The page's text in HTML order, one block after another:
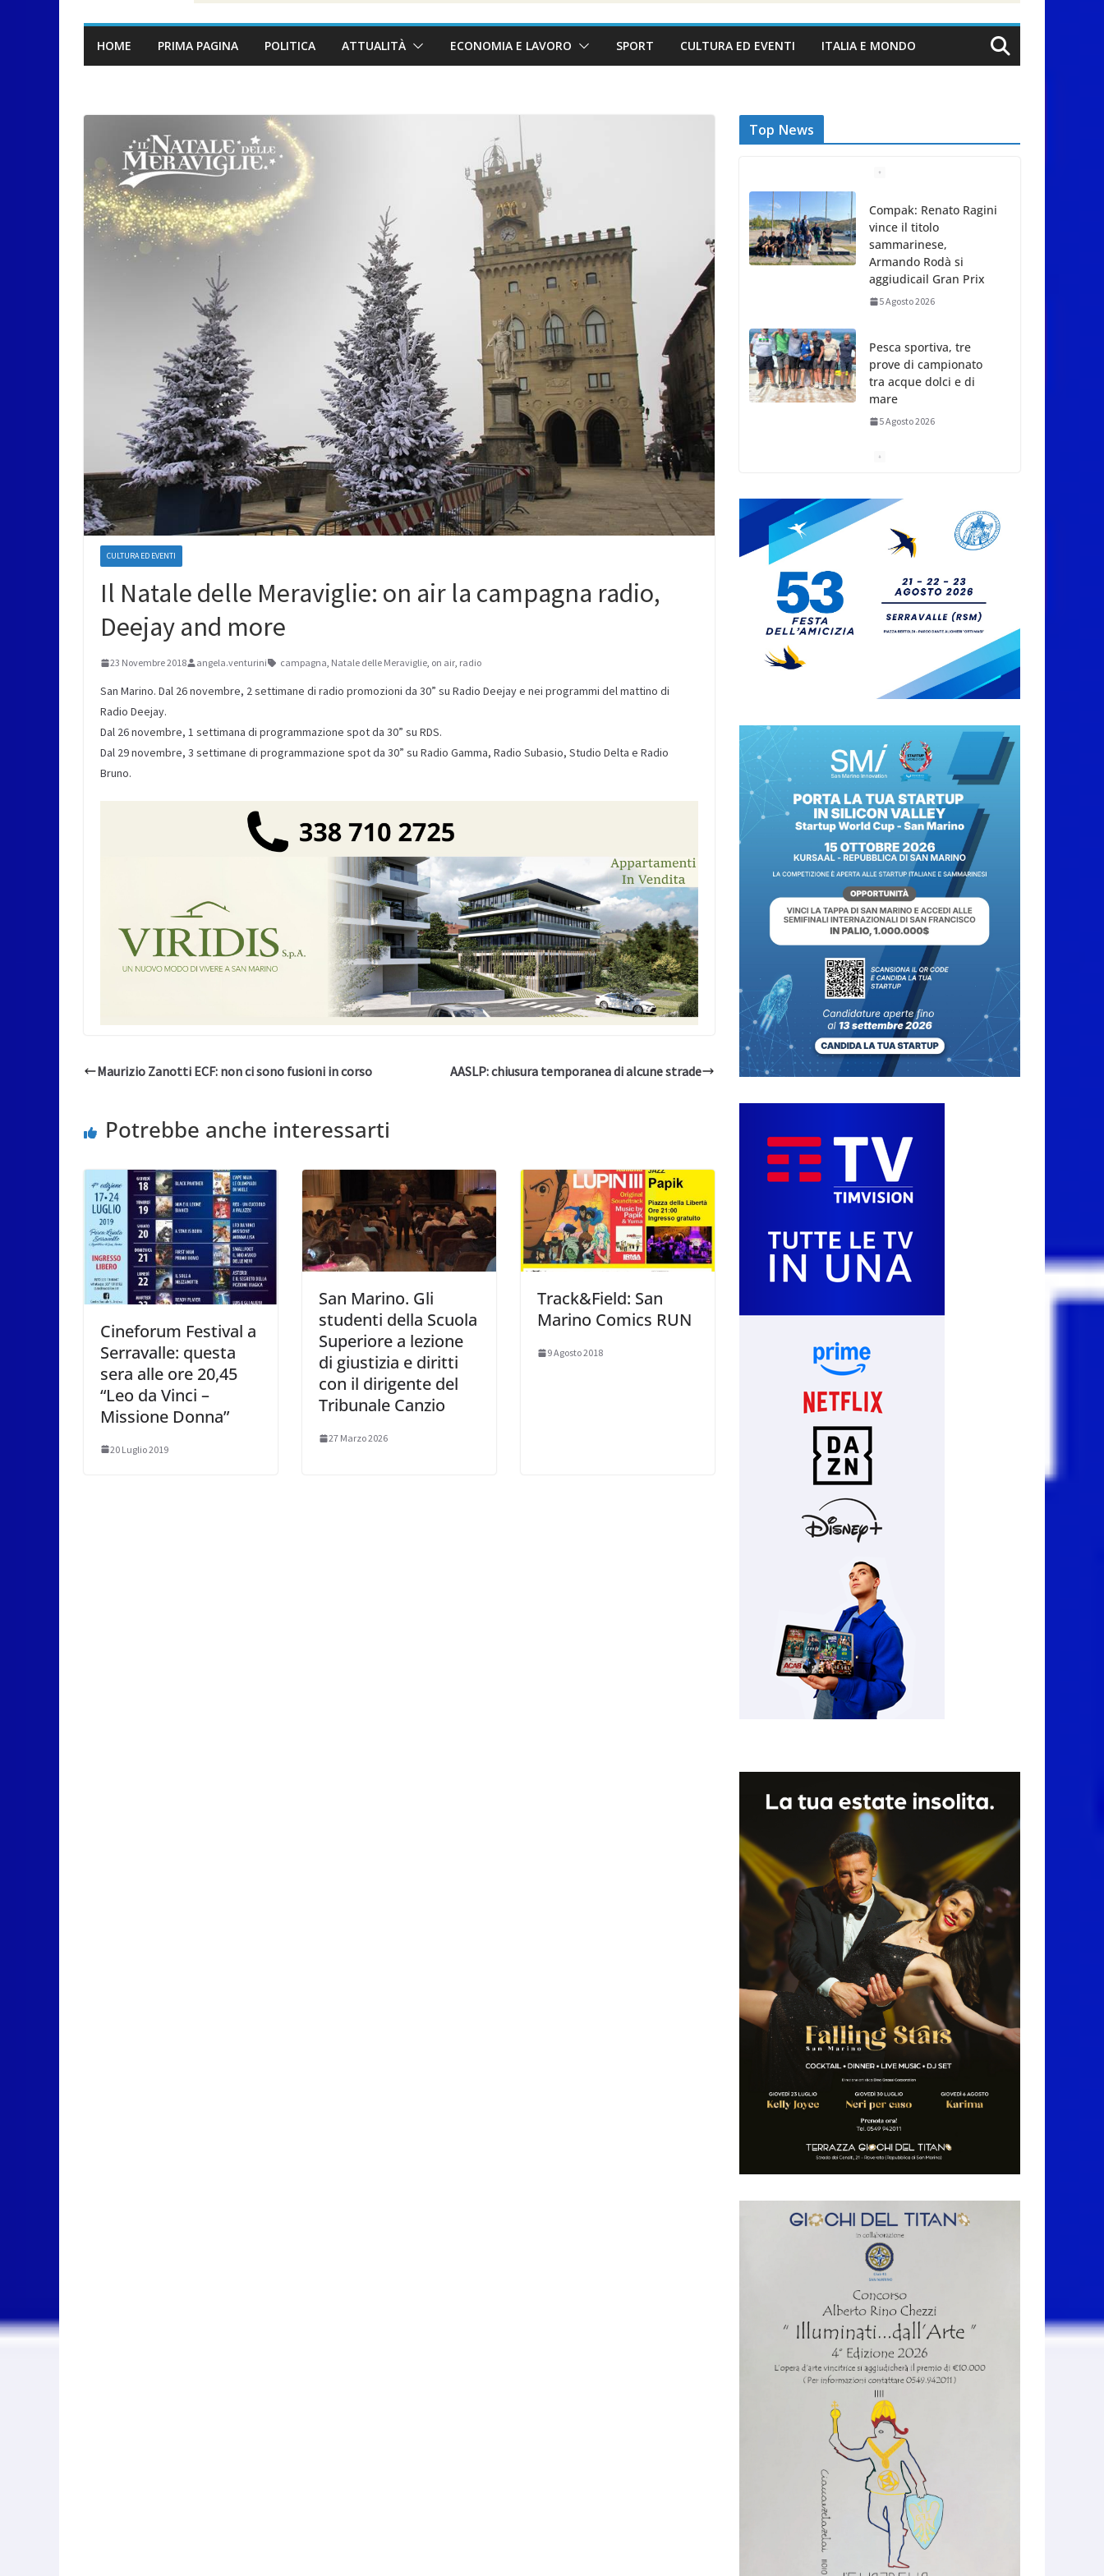
HOME PRIMA PAGINA POLITICA ATTUALITÀ ECONOMIA E LAVORO SPORT CULTURA ED EVENTI ITALIA E MONDO
CULTURA ED EVENTI
Il Natale delle Meraviglie: on air la campagna radio,
Deejay and more
23 Novembre 2018 angela.venturini campagna, Natale delle Meraviglie, on air, radio
San Marino. Dal 26 novembre, 2 settimane di radio promozioni da 30” su Radio Deejay e nei programmi del mattino di
Radio Deejay.
Dal 26 novembre, 1 settimana di programmazione spot da 30” su RDS.
Dal 29 novembre, 3 settimane di programmazione spot da 30” su Radio Gamma, Radio Subasio, Studio Delta e Radio
Bruno.
Maurizio Zanotti ECF: non ci sono fusioni in corso AASLP: chiusura temporanea di alcune strade
Potrebbe anche interessarti
Cineforum Festival a
Serravalle: questa
sera alle ore 20,45
“Leo da Vinci –
Missione Donna”
20 Luglio 2019
San Marino. Gli
studenti della Scuola
Superiore a lezione
di giustizia e diritti
con il dirigente del
Tribunale Canzio
27 Marzo 2026
Track&Field: San
Marino Comics RUN
9 Agosto 2018
Top News
Compak: Renato Ragini
vince il titolo
sammarinese,
Armando Rodà si
aggiudicail Gran Prix
5 Agosto 2026
Pesca sportiva, tre
prove di campionato
tra acque dolci e di
mare
5 Agosto 2026
Centro. Il Centro
storico torna
protagonista di sera
tra shopping, cultura e
5 Agosto 2026
Unione Volontariato
Protezione Civile San
Marino. Allerta meteo
codice colore
temperature estreme
5 Agosto 2026
Dreaming San Marino
Song Contest: aperte le
iscrizioni all’edizione
2026-2027
5 Agosto 2026